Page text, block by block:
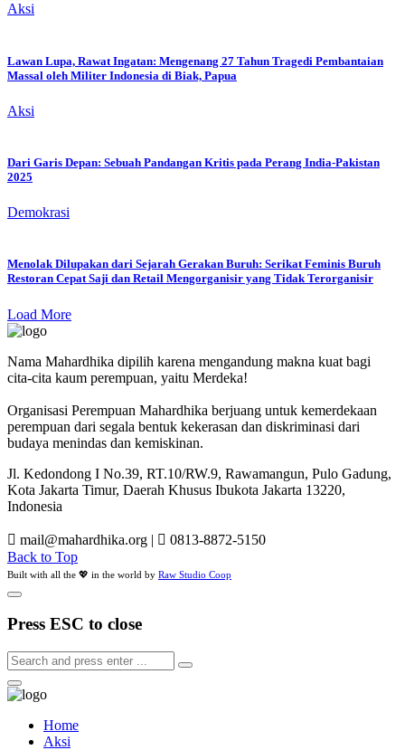
Aksi
Lawan Lupa, Rawat Ingatan: Mengenang 27 Tahun Tragedi Pembantaian
Massal oleh Militer Indonesia di Biak, Papua
Aksi
Dari Garis Depan: Sebuah Pandangan Kritis pada Perang India-Pakistan
2025
Demokrasi
Menolak Dilupakan dari Sejarah Gerakan Buruh: Serikat Feminis Buruh
Restoran Cepat Saji dan Retail Mengorganisir yang Tidak Terorganisir
Load More
Nama Mahardhika dipilih karena mengandung makna kuat bagi
cita-cita kaum perempuan, yaitu Merdeka!
Organisasi Perempuan Mahardhika berjuang untuk kemerdekaan
perempuan dari segala bentuk kekerasan dan diskriminasi dari
budaya menindas dan kemiskinan.
Jl. Kedondong I No.39, RT.10/RW.9, Rawamangun, Pulo Gadung,
Kota Jakarta Timur, Daerah Khusus Ibukota Jakarta 13220,
Indonesia
mail@mahardhika.org |
0813-8872-5150
Back to Top
Built with all the 💖 in the world by Raw Studio Coop
Press ESC to close
Home
Aksi